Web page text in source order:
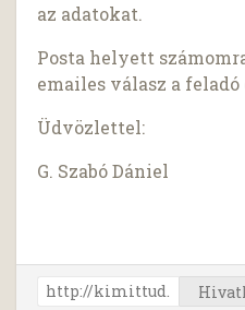
az adatokat.
Posta helyett
emailes válasz a
Üdvözlettel:
G. Szabó Dániel